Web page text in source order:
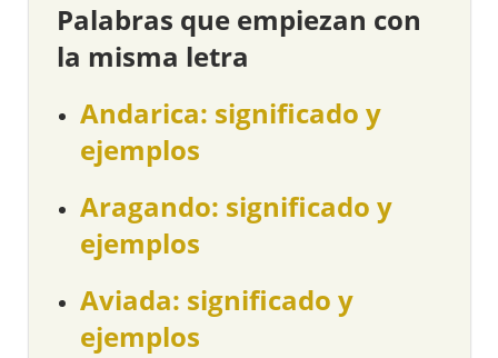
Palabras que empiezan con
la misma letra
Andarica: significado y
ejemplos
Aragando: significado y
ejemplos
Aviada: significado y
ejemplos